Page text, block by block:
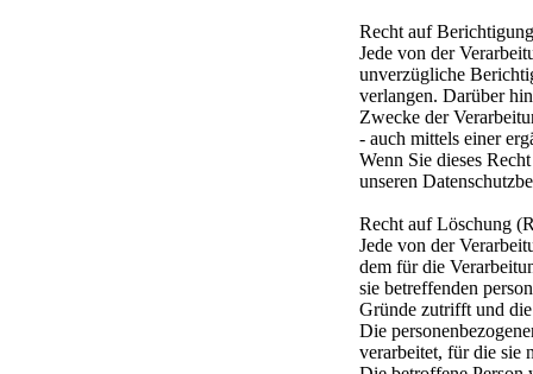
Recht auf Berichtigung
Jede von der
unverzügliche
verlangen. Darüber
Zwecke der
- auch mittels einer
Wenn Sie dieses
unseren
Recht auf Löschung
Jede von der
dem für die
sie betreffenden
Gründe zutrifft und
Die
verarbeitet, für die sie